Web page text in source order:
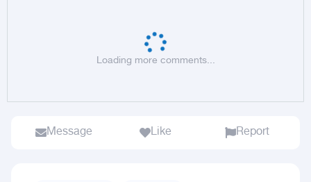
Loading more comments...
Message Like Report